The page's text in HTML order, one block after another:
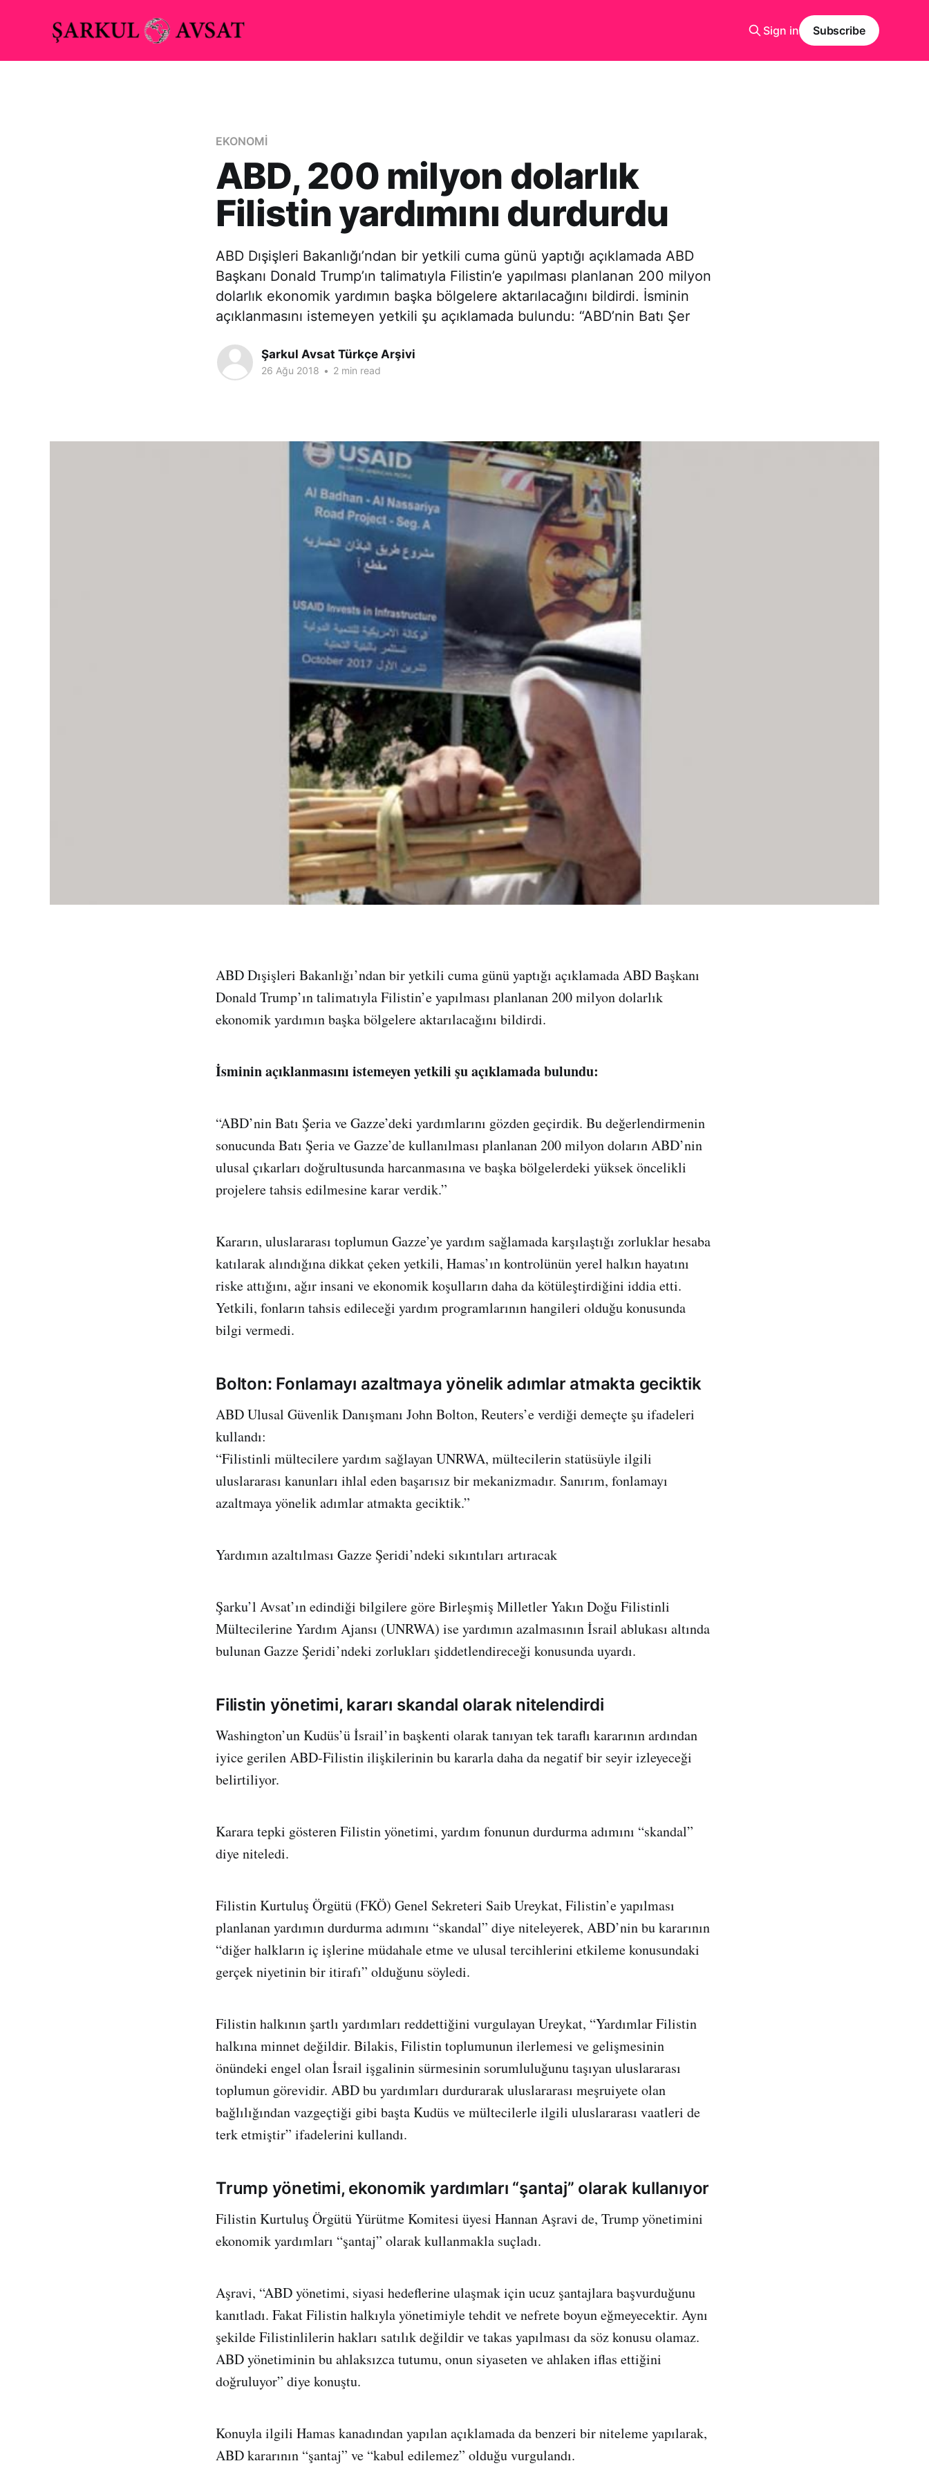
Sign in Subscribe
EKONOMİ
ABD, 200 milyon dolarlık
Filistin yardımını durdurdu
ABD Dışişleri Bakanlığı’ndan bir yetkili cuma günü yaptığı açıklamada ABD
Başkanı Donald Trump’ın talimatıyla Filistin’e yapılması planlanan 200 milyon
dolarlık ekonomik yardımın başka bölgelere aktarılacağını bildirdi. İsminin
açıklanmasını istemeyen yetkili şu açıklamada bulundu: “ABD’nin Batı Şer
Şarkul Avsat Türkçe Arşivi
26 Ağu 2018 • 2 min read
ABD Dışişleri Bakanlığı’ndan bir yetkili cuma günü yaptığı açıklamada ABD Başkanı
Donald Trump’ın talimatıyla Filistin’e yapılması planlanan 200 milyon dolarlık
ekonomik yardımın başka bölgelere aktarılacağını bildirdi.
İsminin açıklanmasını istemeyen yetkili şu açıklamada bulundu:
“ABD’nin Batı Şeria ve Gazze’deki yardımlarını gözden geçirdik. Bu değerlendirmenin
sonucunda Batı Şeria ve Gazze’de kullanılması planlanan 200 milyon doların ABD’nin
ulusal çıkarları doğrultusunda harcanmasına ve başka bölgelerdeki yüksek öncelikli
projelere tahsis edilmesine karar verdik.”
Kararın, uluslararası toplumun Gazze’ye yardım sağlamada karşılaştığı zorluklar hesaba
katılarak alındığına dikkat çeken yetkili, Hamas’ın kontrolünün yerel halkın hayatını
riske attığını, ağır insani ve ekonomik koşulların daha da kötüleştirdiğini iddia etti.
Yetkili, fonların tahsis edileceği yardım programlarının hangileri olduğu konusunda
bilgi vermedi.
Bolton: Fonlamayı azaltmaya yönelik adımlar atmakta geciktik
ABD Ulusal Güvenlik Danışmanı John Bolton, Reuters’e verdiği demeçte şu ifadeleri
kullandı:
“Filistinli mültecilere yardım sağlayan UNRWA, mültecilerin statüsüyle ilgili
uluslararası kanunları ihlal eden başarısız bir mekanizmadır. Sanırım, fonlamayı
azaltmaya yönelik adımlar atmakta geciktik.”
Yardımın azaltılması Gazze Şeridi’ndeki sıkıntıları artıracak
Şarku’l Avsat’ın edindiği bilgilere göre Birleşmiş Milletler Yakın Doğu Filistinli
Mültecilerine Yardım Ajansı (UNRWA) ise yardımın azalmasının İsrail ablukası altında
bulunan Gazze Şeridi’ndeki zorlukları şiddetlendireceği konusunda uyardı.
Filistin yönetimi, kararı skandal olarak nitelendirdi
Washington’un Kudüs’ü İsrail’in başkenti olarak tanıyan tek taraflı kararının ardından
iyice gerilen ABD-Filistin ilişkilerinin bu kararla daha da negatif bir seyir izleyeceği
belirtiliyor.
Karara tepki gösteren Filistin yönetimi, yardım fonunun durdurma adımını “skandal”
diye niteledi.
Filistin Kurtuluş Örgütü (FKÖ) Genel Sekreteri Saib Ureykat, Filistin’e yapılması
planlanan yardımın durdurma adımını “skandal” diye niteleyerek, ABD’nin bu kararının
“diğer halkların iç işlerine müdahale etme ve ulusal tercihlerini etkileme konusundaki
gerçek niyetinin bir itirafı” olduğunu söyledi.
Filistin halkının şartlı yardımları reddettiğini vurgulayan Ureykat, “Yardımlar Filistin
halkına minnet değildir. Bilakis, Filistin toplumunun ilerlemesi ve gelişmesinin
önündeki engel olan İsrail işgalinin sürmesinin sorumluluğunu taşıyan uluslararası
toplumun görevidir. ABD bu yardımları durdurarak uluslararası meşruiyete olan
bağlılığından vazgeçtiği gibi başta Kudüs ve mültecilerle ilgili uluslararası vaatleri de
terk etmiştir” ifadelerini kullandı.
Trump yönetimi, ekonomik yardımları “şantaj” olarak kullanıyor
Filistin Kurtuluş Örgütü Yürütme Komitesi üyesi Hannan Aşravi de, Trump yönetimini
ekonomik yardımları “şantaj” olarak kullanmakla suçladı.
Aşravi, “ABD yönetimi, siyasi hedeflerine ulaşmak için ucuz şantajlara başvurduğunu
kanıtladı. Fakat Filistin halkıyla yönetimiyle tehdit ve nefrete boyun eğmeyecektir. Aynı
şekilde Filistinlilerin hakları satılık değildir ve takas yapılması da söz konusu olamaz.
ABD yönetiminin bu ahlaksızca tutumu, onun siyaseten ve ahlaken iflas ettiğini
doğruluyor” diye konuştu.
Konuyla ilgili Hamas kanadından yapılan açıklamada da benzeri bir niteleme yapılarak,
ABD kararının “şantaj” ve “kabul edilemez” olduğu vurgulandı.